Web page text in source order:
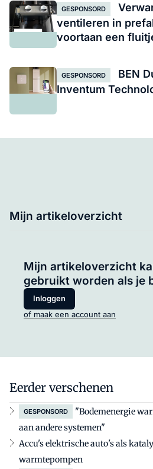
GESPONSORD
ventileren in
voortaan een
GESPONSORD
BEN
Inventum
Mijn artikeloverzicht
Mijn artikeloverzicht
gebruikt worden als je
Inloggen
of maak een account aan
Eerder verschenen
GESPONSORD
"Bodemenergie
aan andere systemen"
Accu's elektrische auto's als
warmtepompen